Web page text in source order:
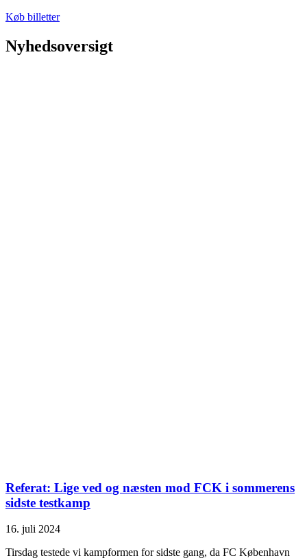
Køb billetter
Nyhedsoversigt
Referat: Lige ved og næsten mod FCK i sommerens
sidste testkamp
16. juli 2024
Tirsdag testede vi kampformen for sidste gang, da FC København